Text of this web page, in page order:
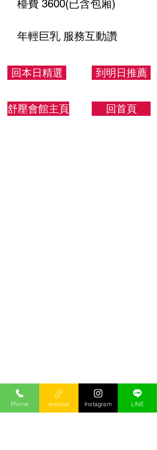
檯費 3600(已含包廂)
年輕巨乳 服務互動讚
157/47/G
回本日精選
舒壓會館主頁
到明日推薦
回首頁
Phone wechat Instagram LINE